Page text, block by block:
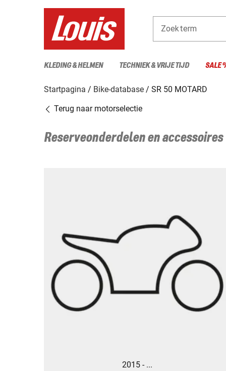
Zoekterm
KLEDING & HELMEN TECHNIEK & VRIJE TIJD SALE
Startpagina Bike-database
SR 50 MOTARD
Terug naar motorselectie
Reserveonderdelen en
2015 - ...